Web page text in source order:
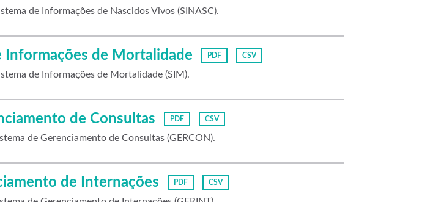
de Informações de Nascidos Vivos (SINASC).
Informações de Mortalidade PDF CSV
de Informações de Mortalidade (SIM).
de Consultas PDF CSV
de Gerenciamento de Consultas (GERCON).
de Internações PDF CSV